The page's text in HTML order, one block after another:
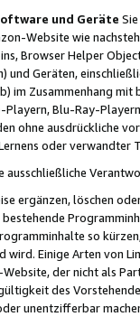
und Geräte
Website wie
Browser Helper
und Geräten,
im Zusammenhang
Blu-Ray-
ohne ausdrückliche
oder
ausschließliche
ergänzen, löschen
so
Einige Arten von
der nicht als
des
unentzifferbar